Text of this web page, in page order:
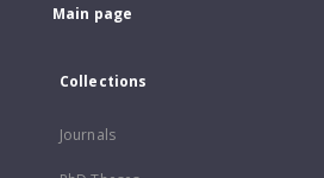
Main page
Collections
Journals